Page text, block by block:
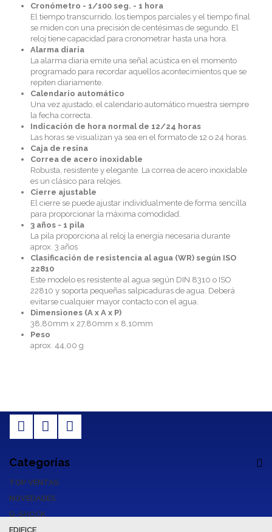
Cronómetro - 1/100 seg. - 1 hora
El tiempo transcurrido, los tiempos parciales y el tiempo final
se miden con una precisión de centésimas de segundo. El
reloj tiene capacidad para cronometrar hasta una hora.
Alarma diaria
La alarma diaria emite una señal acústica en el momento
programado para recordar aquellos acontecimientos que se
repiten diariamente.
Calendario automático
Una vez ajustado, el calendario automático muestra siempre
la fecha correcta.
Indicación de hora normal de 12/24 horas
Las horas se visualizan ya sea en el formato de 12 o 24 horas.
Caja de resina
Correa de acero inoxidable
Robusta, resistente y elegante. La correa de acero inoxidable
es un clásico para relojes.
Cierre ajustable
El cierre se puede ajustar individualmente de forma sencilla
para proporcionar la máxima comodidad.
3 años - 1 pila
La pila proporciona al reloj la energía necesaria durante
aprox. 3 años
Clasificación de resistencia al agua (WR) según ISO
22810
Este modelo es resistente al agua según DIN 8310 o ISO
22810 y soporta pequeñas salpicaduras de agua. Deberá
evitarse cualquier mayor contacto con el agua.
Dimensiones (A x A x P)
38,80mm x 27,80mm x 8,10mm
Peso
aprox. 44,00 g
Categorías
TOP VENTAS
NOVEDADES
G-SHOCK
EDIFICE